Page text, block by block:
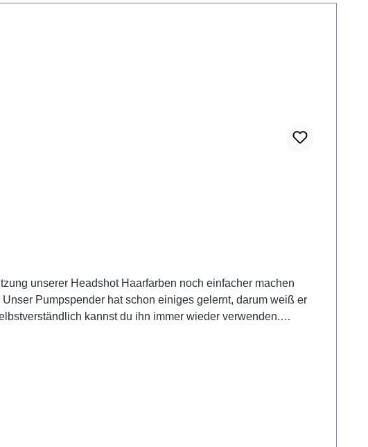
unserer Headshot Haarfarben noch einfacher machen
Pumpspender hat schon einiges gelernt, darum weiß er
kannst du ihn immer wieder verwenden.